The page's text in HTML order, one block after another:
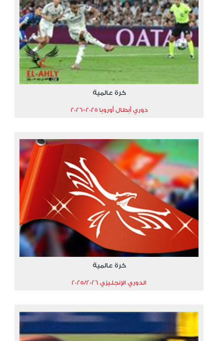
كرة عالمية
دوري أبطال أوروبا 2025-2026
كرة عالمية
الدوري الإنجليزي 2025/2026